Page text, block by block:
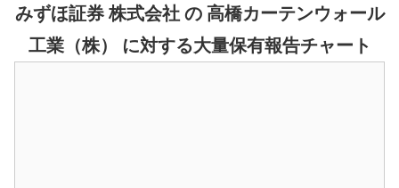
みずほ証券 株式会社 の 高橋カーテンウォール
工業（株） に対する大量保有報告チャート